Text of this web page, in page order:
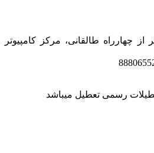
از چهارراه طالقانی، مرکز کامپیوتر
رسمی تعطیل میباشد